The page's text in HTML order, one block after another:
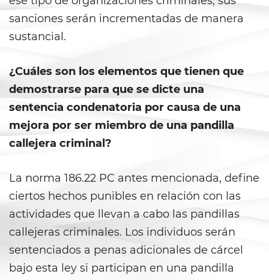
Agresión Doméstica
Lesión corporal a un cónyuge
Negligencia de Menores
Orden de Protección de
Emergencia
Órdenes de Restricción
Orden de Restricción
Permanente
Peligro Infantil
sanciones serán incrementadas de manera
sustancial.
¿Cuáles son los elementos que tienen que
demostrarse para que se dicte una
sentencia condenatoria por causa de una
mejora por ser miembro de una pandilla
callejera criminal?
La norma 186.22 PC antes mencionada, define
ciertos hechos punibles en relación con las
actividades que llevan a cabo las pandillas
callejeras criminales. Los individuos serán
sentenciados a penas adicionales de cárcel
bajo esta ley si participan en una pandilla